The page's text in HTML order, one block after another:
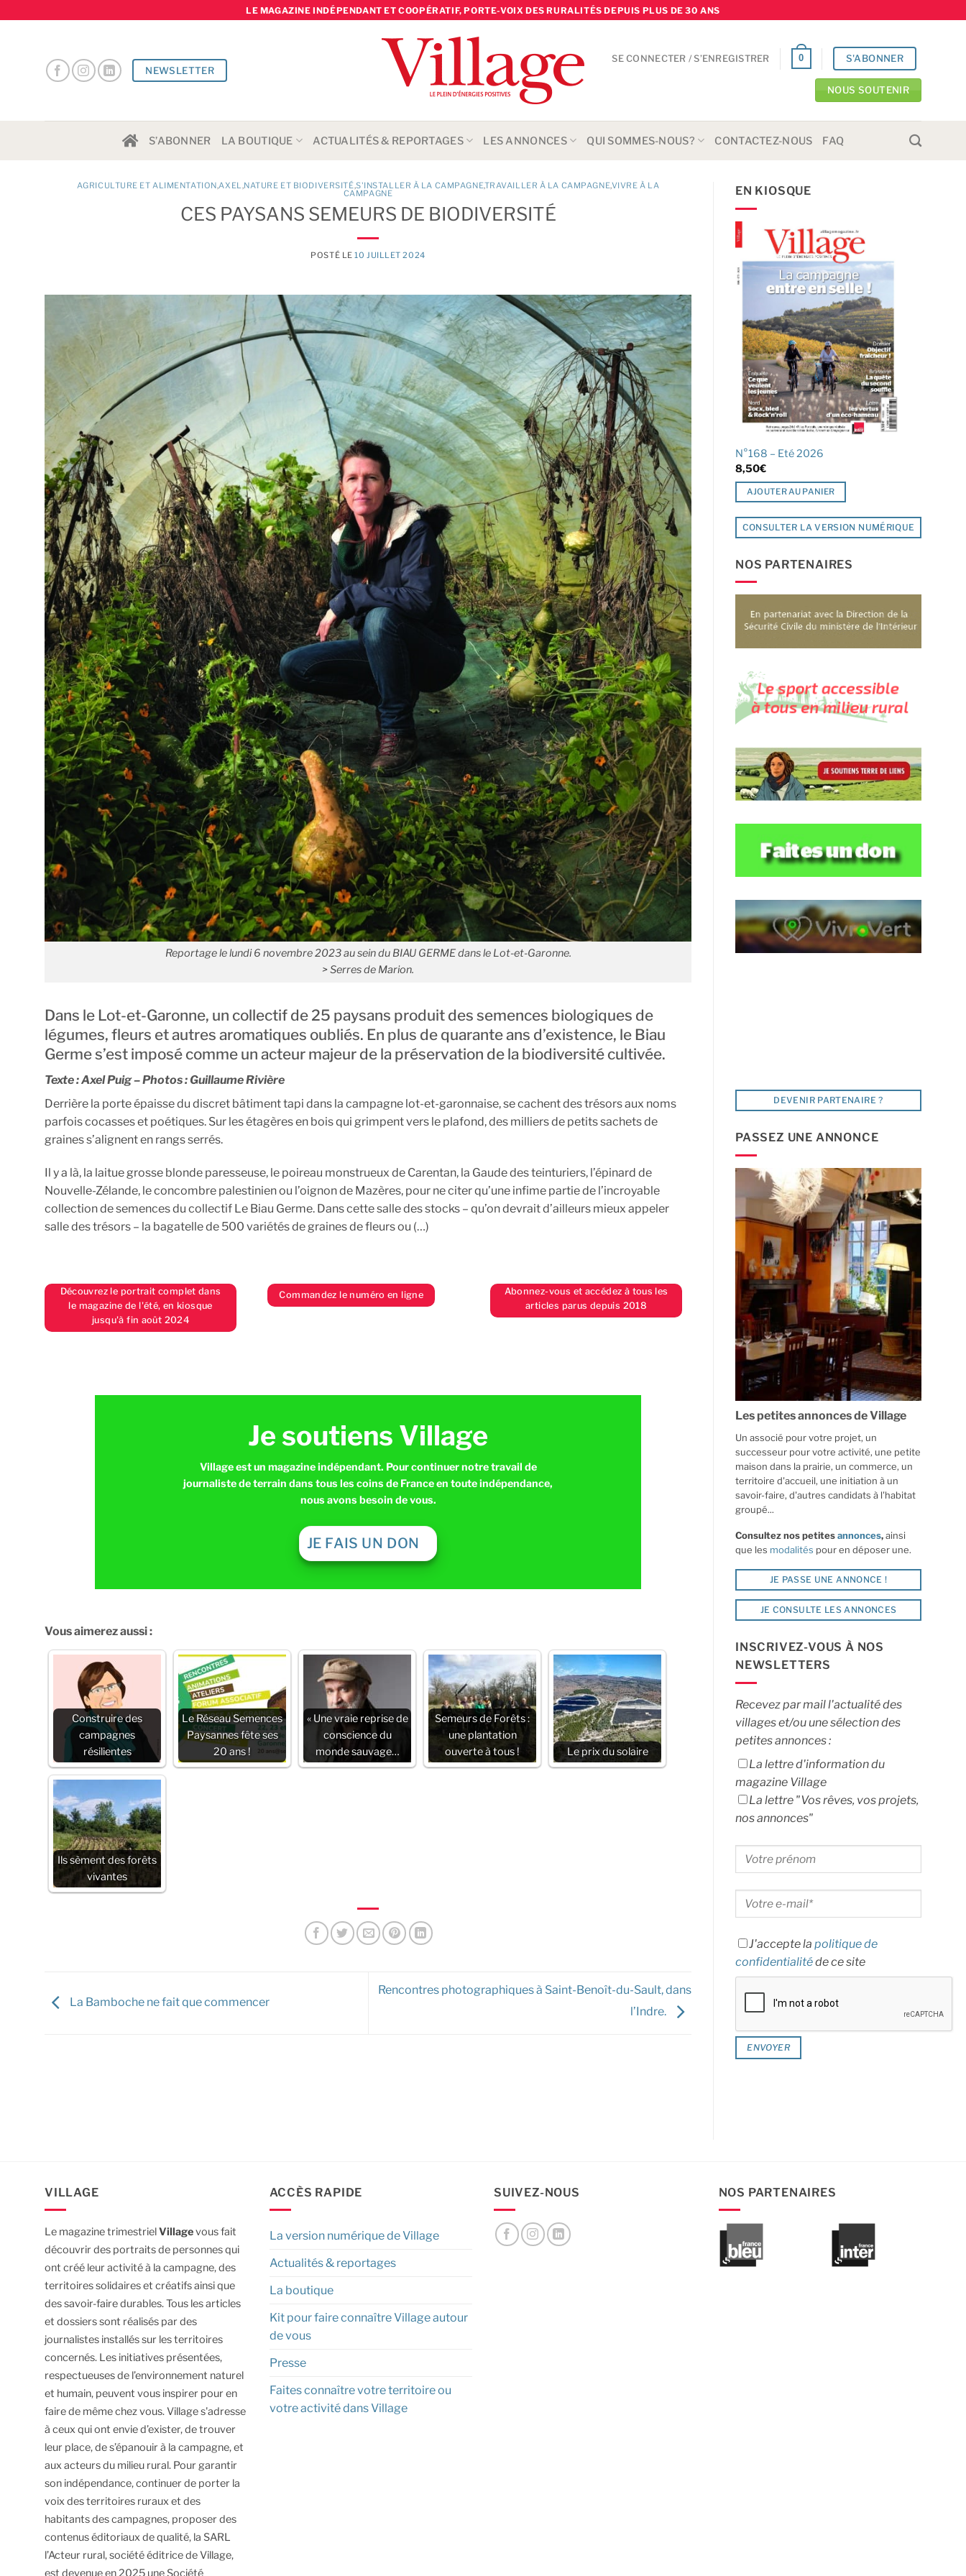
LE MAGAZINE INDÉPENDANT ET COOPÉRATIF, PORTE-VOIX DES RURALITÉS DEPUIS PLUS DE 30 ANS
NEWSLETTER
SE CONNECTER / S’ENREGISTRER 0 S'ABONNER
NOUS SOUTENIR
S’ABONNER LA BOUTIQUE ACTUALITÉS & REPORTAGES LES ANNONCES QUI SOMMES-NOUS? CONTACTEZ-NOUS FAQ
AGRICULTURE ET ALIMENTATION,AXEL,NATURE ET BIODIVERSITÉ,S'INSTALLER À LA CAMPAGNETRAVAILLER À LA CAMPAGNE,VIVRE À LA
CAMPAGNE
CES PAYSANS SEMEURS DE BIODIVERSITÉ
POSTÉ LE10 JUILLET 2024
Reportage le lundi 6 novembre 2023 au sein du BIAU GERME dans le Lot-et-Garonne.
> Serres de Marion.
Dans le Lot-et-Garonne, un collectif de 25 paysans produit des semences biologiques de
légumes, fleurs et autres aromatiques oubliés. En plus de quarante ans d’existence, le Biau
Germe s’est imposé comme un acteur majeur de la préservation de la biodiversité cultivée.
Texte : Axel Puig – Photos : Guillaume Rivière
Derrière la porte épaisse du discret bâtiment tapi dans la campagne lot-et-garonnaise, se cachent des trésors aux noms
parfois cocasses et poétiques. Sur les étagères en bois qui grimpent vers le plafond, des milliers de petits sachets de
graines s’alignent en rangs serrés.
Il y a là, la laitue grosse blonde paresseuse, le poireau monstrueux de Carentan, la Gaude des teinturiers, l’épinard de
Nouvelle-Zélande, le concombre palestinien ou l’oignon de Mazères, pour ne citer qu’une infime partie de l’incroyable
collection de semences du collectif Le Biau Germe. Dans cette salle des stocks – qu’on devrait d’ailleurs mieux appeler
salle des trésors – la bagatelle de 500 variétés de graines de fleurs ou (…)
Découvrez le portrait complet dans
le magazine de l'été, en kiosque
jusqu'à fin août 2024
Commandez le numéro en ligne
Abonnez-vous et accédez à tous les
articles parus depuis 2018
Je soutiens Village
Village est un magazine indépendant. Pour continuer notre travail de
journaliste de terrain dans tous les coins de France en toute indépendance,
nous avons besoin de vous.
JE FAIS UN DON
Vous aimerez aussi :
Construire des
campagnes
résilientes
Le Réseau Semences
Paysannes fête ses
20 ans !
« Une vraie reprise de
conscience du
monde sauvage…
Semeurs de Forêts :
une plantation
ouverte à tous !
Le prix du solaire
Ils sèment des forêts
vivantes
La Bamboche ne fait que commencer
Rencontres photographiques à Saint-Benoît-du-Sault, dans
l’Indre.
EN KIOSQUE
N°168 – Eté 2026
8,50€
AJOUTER AU PANIER
CONSULTER LA VERSION NUMÉRIQUE
NOS PARTENAIRES
DEVENIR PARTENAIRE ?
PASSEZ UNE ANNONCE
Les petites annonces de Village
Un associé pour votre projet, un
successeur pour votre activité, une petite
maison dans la prairie, un commerce, un
territoire d'accueil, une initiation à un
savoir-faire, d'autres candidats à l'habitat
groupé...
Consultez nos petitesannonces,ainsi
que les modalités pour en déposer une.
JE PASSE UNE ANNONCE !
JE CONSULTE LES ANNONCES
INSCRIVEZ-VOUS À NOS
NEWSLETTERS
Recevez par mail l'actualité des
villages et/ou une sélection des
petites annonces :
La lettre d'information du
magazine Village
La lettre "Vos rêves, vos projets,
nos annonces"
J'accepte la politique de
confidentialitéde ce site
VILLAGE
Le magazine trimestrielVillagevous fait
découvrir des portraits de personnes qui
ont créé leur activité à la campagne, des
territoires solidaires et créatifs ainsi que
des savoir-faire durables.Tous les articles
et dossiers sont réalisés par des
journalistes installés sur les territoires
concernés. Les initiatives présentées,
respectueuses de l’environnement naturel
et humain, peuvent vous inspirer pour en
faire de même chez vous.Village s'adresse
à ceux qui ont envie d’exister, de trouver
leur place, de s’épanouir à la campagne, et
aux acteurs du milieu rural. Pour garantir
son indépendance, continuer de porter la
voix des territoires ruraux et des
habitants des campagnes, proposer des
contenus éditoriaux de qualité, la SARL
l’Acteur rural, société éditrice de Village,
est devenue en 2025 une Société
ACCÈS RAPIDE
La version numérique de Village
Actualités & reportages
La boutique
Kit pour faire connaître Village autour
de vous
Presse
Faites connaître votre territoire ou
votre activité dans Village
SUIVEZ-NOUS NOS PARTENAIRES